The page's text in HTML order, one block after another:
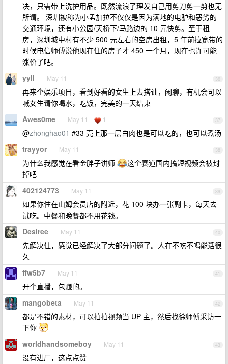
决，只需带上洗护用品。既然流浪了理发自己用剪刀剪一剪也无
所谓。 深圳被称为小孟加拉不仅仅是因为满地的电驴和恶劣的
交通环境，还有小公园/天桥下/马路边的 10 元快剪。至于租
房，深圳城中村有不少 500 元左右的空房出租，5 年前拉宽带的
时候电信师傅说他现在住的房子才 450 一个月，现在也许可能
涨价了吧。
36
yyll May 11
再来个娱乐项目，看到好看的女生上去搭讪，闲聊，有机会可以
喊女生请你喝水，吃饭，完美的一天结束
37
Awes0me May 11 1
@zhonghao01 #33 壳上那一层白肉也是可以吃的，也可以煮汤
38
trayyor May 11
为什么我感觉在看金胖子讲师
这个赛道国内搞短视频会被封
掉吧
39
402124773 May 11
如果你住在山姆会员店的附近，花 100 块办一张副卡，每天去
试吃。中餐和晚餐都不用花钱。
40
Desiree May 11
先解决住，感觉已经解决了大部分问题了。人在不吃不喝能活很
久
41
ffw5b7 May 11
开个直播，包赚的。
42
mangobeta May 11
都是不错的素材，可以拍拍视频当 UP 主，然后找徐师傅采访一
下你
43
worldhandsomeboy May 11
没有进厂，这点点赞